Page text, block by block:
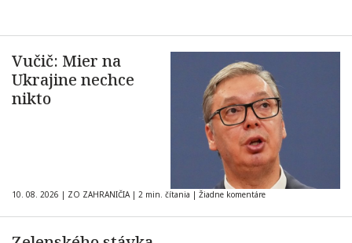
Vučič: Mier na
Ukrajine nechce
nikto
10. 08. 2026 | ZO ZAHRANIČIA | 2 min. čítania | Žiadne komentáre